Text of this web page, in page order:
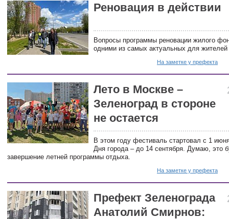
Реновация в действии
Вопросы программы реновации жилого
одними из самых актуальных для жителей
На заметке у префекта
Лето в Москве –
Зеленоград в стороне
не остается
В этом году фестиваль стартовал с 1
Дня города – до 14 сентября. Думаю, это
завершение летней программы отдыха.
На заметке у префекта
Префект Зеленограда
Анатолий Смирнов: